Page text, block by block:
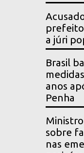
prefeito
a júri
Brasil
anos
Penha
sobre
nas